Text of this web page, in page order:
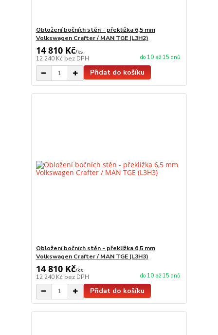
Obložení bočních stěn - překližka 6,5 mm
Volkswagen Crafter / MAN TGE (L3H2)
14 810 Kč/ks
12 240 Kč bez DPH do 10 až 15 dnů
Přidat do košíku
Obložení bočních stěn - překližka 6,5 mm
Volkswagen Crafter / MAN TGE (L3H3)
14 810 Kč/ks
12 240 Kč bez DPH do 10 až 15 dnů
Přidat do košíku